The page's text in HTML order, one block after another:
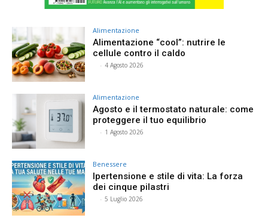
Alimentazione
Alimentazione “cool”: nutrire le
cellule contro il caldo
- 4 Agosto 2026
Alimentazione
Agosto e il termostato naturale: come
proteggere il tuo equilibrio
- 1 Agosto 2026
Benessere
Ipertensione e stile di vita: La forza
dei cinque pilastri
- 5 Luglio 2026